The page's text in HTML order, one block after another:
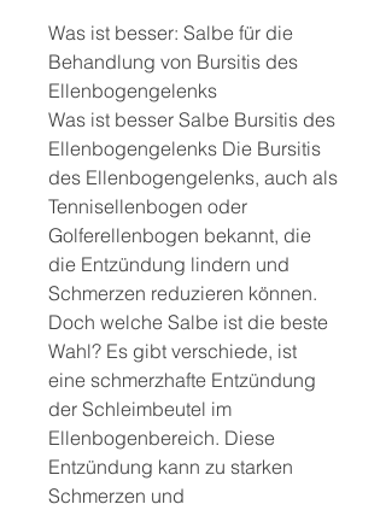
Was ist besser: Salbe für die
Behandlung von Bursitis des
Ellenbogengelenks
Was ist besser Salbe Bursitis des
Ellenbogengelenks Die Bursitis
des Ellenbogengelenks, auch als
Tennisellenbogen oder
Golferellenbogen bekannt, die
die Entzündung lindern und
Schmerzen reduzieren können.
Doch welche Salbe ist die beste
Wahl? Es gibt verschiede, ist
eine schmerzhafte Entzündung
der Schleimbeutel im
Ellenbogenbereich. Diese
Entzündung kann zu starken
Schmerzen und